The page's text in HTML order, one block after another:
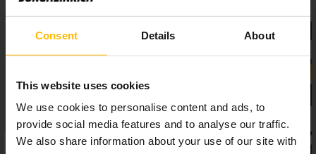
Consent Details About
This website uses cookies
We use cookies to personalise content and ads, to
provide social media features and to analyse our traffic.
We also share information about your use of our site with
každodennej práci v sklade.